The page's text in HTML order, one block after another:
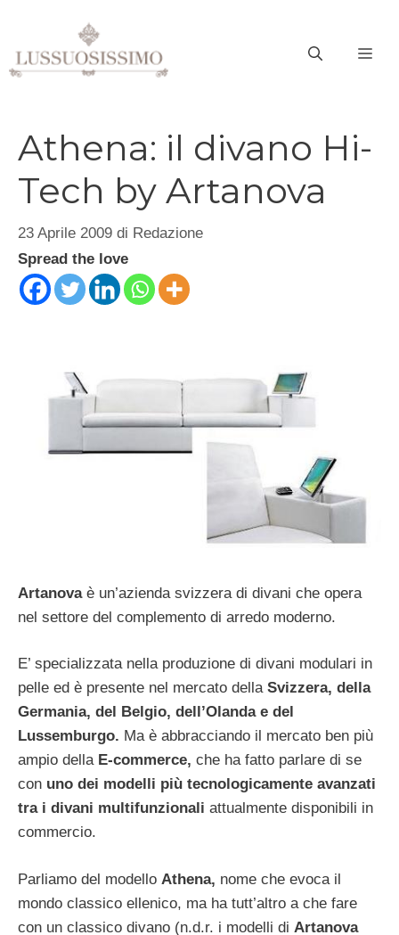
contenuto
Athena: il divano Hi-
Tech by Artanova
23 Aprile 2009 di Redazione
Spread the love
Artanova è un’azienda svizzera di divani che opera
nel settore del complemento di arredo moderno.
E’ specializzata nella produzione di divani modulari in
pelle ed è presente nel mercato della Svizzera, della
Germania, del Belgio, dell’Olanda e del
Lussemburgo. Ma è abbracciando il mercato ben più
ampio della E-commerce, che ha fatto parlare di se
con uno dei modelli più tecnologicamente avanzati
tra i divani multifunzionali attualmente disponibili in
commercio.
Parliamo del modello Athena, nome che evoca il
mondo classico ellenico, ma ha tutt’altro a che fare
con un classico divano (n.d.r. i modelli di Artanova